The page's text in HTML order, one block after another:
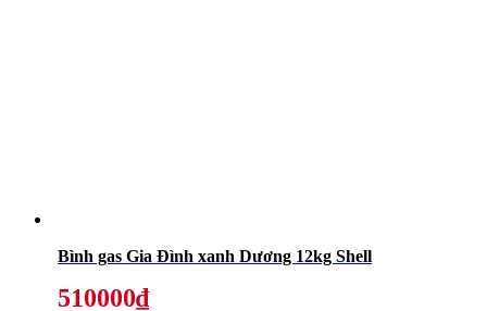
Bình gas Gia Đình xanh Dương 12kg Shell
510000₫